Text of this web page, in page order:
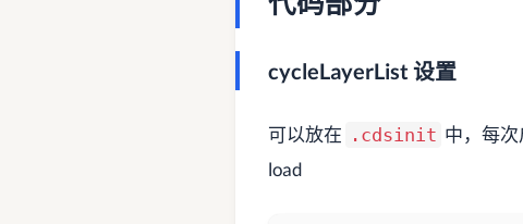
cycleLayerList 设置
可以放在 .cdsinit 中，每次
load